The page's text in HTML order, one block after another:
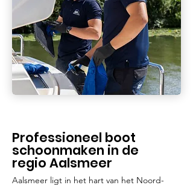
Professioneel boot
schoonmaken in de
regio Aalsmeer
Aalsmeer ligt in het hart van het Noord-